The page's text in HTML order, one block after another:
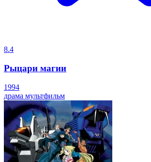
8.4
Рыцари магии
1994
драма мультфильм